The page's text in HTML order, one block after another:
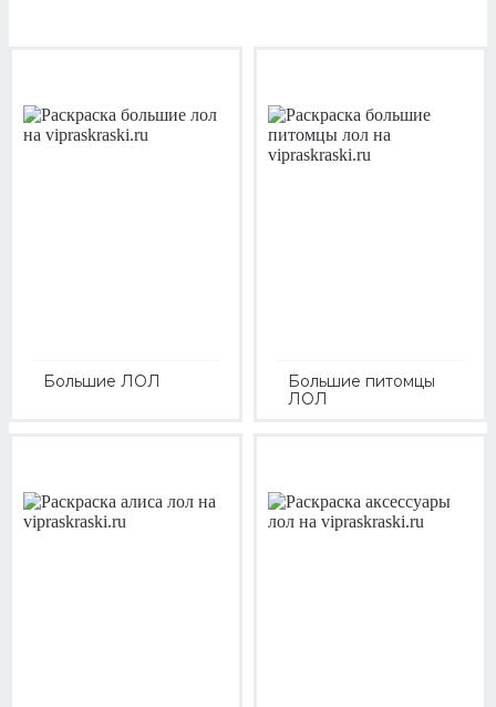
Большие ЛОЛ
Большие питомцы
ЛОЛ